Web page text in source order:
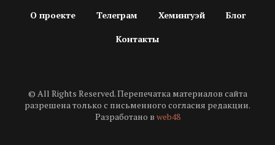
О проекте Телеграм Хемингуэй Блог
Контакты
© All Rights Reserved. Перепечатка материалов сайта
разрешена только с письменного согласия редакции.
Разработано в web48